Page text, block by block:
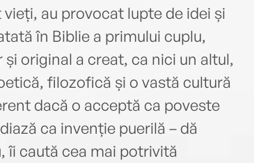
au provocat lupte de idei și
în Biblie a primului cuplu,
original a creat, ca nici un altul,
filozofică și o vastă cultură
dacă o acceptă ca poveste
ca invenție puerilă – dă
îi caută cea mai potrivită